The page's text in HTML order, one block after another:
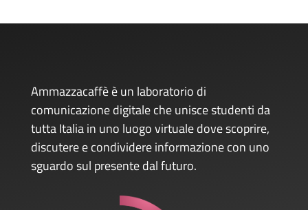
Ammazzacaffè è un laboratorio di
comunicazione digitale che unisce studenti da
tutta Italia in uno luogo virtuale dove scoprire,
discutere e condividere informazione con uno
sguardo sul presente dal futuro.